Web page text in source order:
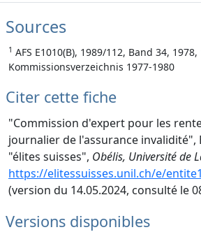
Sources
1 AFS E1010(B), 1989/112, Band 34, 1978,
Kommissionsverzeichnis 1977-1980
Citer cette fiche
"Commission d'expert pour les
journalier de l'assurance invalidité",
"élites suisses", Obélis, Université de
https://elitessuisses.unil.ch/e/
(version du 14.05.2024, consulté le
Versions disponibles